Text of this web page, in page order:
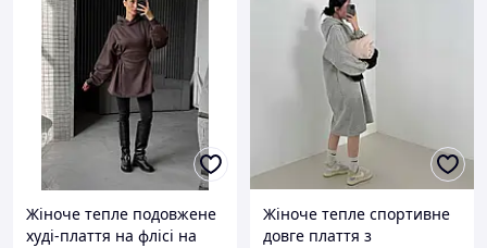
Жіноче тепле подовжене
худі-плаття на флісі на
Жіноче тепле спортивне
довге плаття з